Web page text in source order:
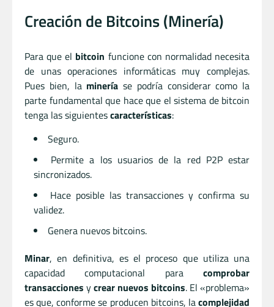
Creación de Bitcoins (Minería)
Para que el bitcoin funcione con normalidad necesita
de unas operaciones informáticas muy complejas.
Pues bien, la minería se podría considerar como la
parte fundamental que hace que el sistema de bitcoin
tenga las siguientescaracterísticas:
Seguro.
Permite a los usuarios de la red P2P estar
sincronizados.
Hace posible las transacciones y confirma su
validez.
Genera nuevos bitcoins.
Minar, en definitiva, es el proceso que utiliza una
capacidad computacional para comprobar
transacciones ycrear nuevos bitcoins. El «problema»
es que, conforme se producen bitcoins, lacomplejidad